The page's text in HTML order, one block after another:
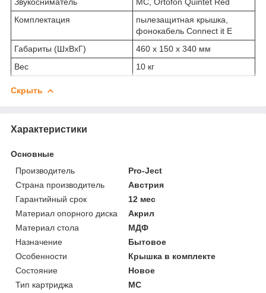
Комплектация
пылезащитная крышка,
фонокабель Connect it E
Габариты (ШхВхГ)
460 х 150 х 340 мм
Вес
10 кг
Скрыть
Характеристики
Основные
Производитель
Pro-Ject
Страна производитель
Австрия
Гарантийный срок
12 мес
Материал опорного диска
Акрил
Материал стола
МДФ
Назначение
Бытовое
Особенности
Крышка в комплекте
Состояние
Новое
Тип картриджа
MC